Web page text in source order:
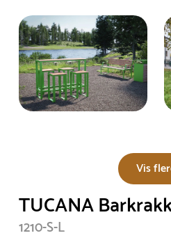
Vis
TUCANA
1210-S-L